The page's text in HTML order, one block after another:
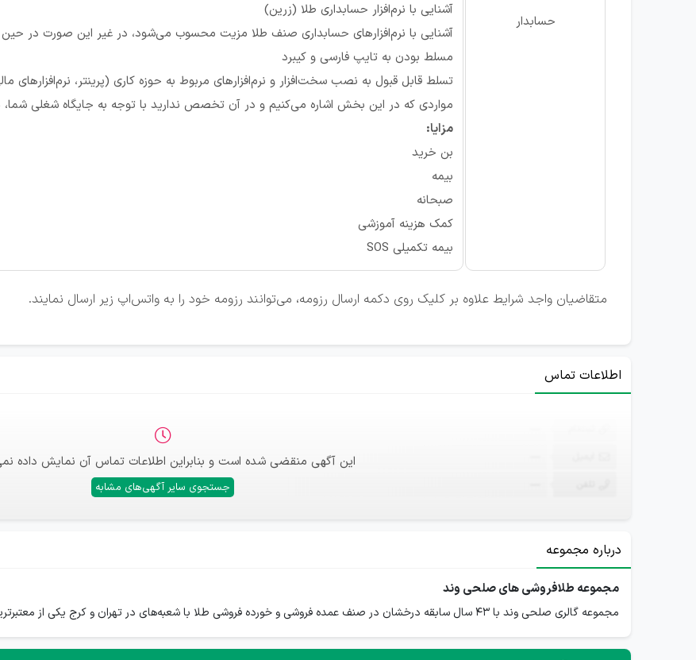
حسابدار
آشنایی با نرم‌افزار حسابداری طلا (زرین)
آشنایی با نرم‌افزارهای حسابداری صنف طلا مزیت محسوب می‌شود، در غیر این صورت در
مسلط بودن به تایپ فارسی و کیبرد
تسلط قابل قبول به نصب سخت‌افزار و نرم‌افزارهای مربوط به حوزه کاری (پرینتر، نرم‌افزارهای
مواردی که در این بخش اشاره می‌کنیم و در آن تخصص ندارید با توجه به جایگاه شغلی
مزایا:
بن خرید
بیمه
صبحانه
کمک هزینه آموزشی
بیمه تکمیلی SOS
متقاضیان واجد شرایط علاوه بر کلیک روی دکمه ارسال رزومه، می‌توانند رزومه خود را به واتس‌اپ زیر ارسال نمایند.
اطلاعات تماس
این آگهی منقضی شده است و بنابراین اطلاعات تماس آن نمایش داده
جستجوی سایر آگهی‌های مشابه
درباره مجموعه
مجموعه طلافروشی های صلحی وند
مجموعه گالری صلحی وند با 43 سال سابقه درخشان در صنف عمده فروشی و خورده فروشی طلا با شعبه‌های در تهران و کرج یکی از معتبرترین فروشگاه‌های طلا در ایران است.